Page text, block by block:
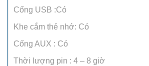
Cổng USB :Có
Khe cắm thẻ nhớ: Có
Cống AUX : Có
Thời lượng pin : 4 – 8 giờ